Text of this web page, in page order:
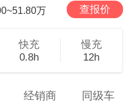
万 查报价
快充
0.8h
慢充
12h
经销商 同级车